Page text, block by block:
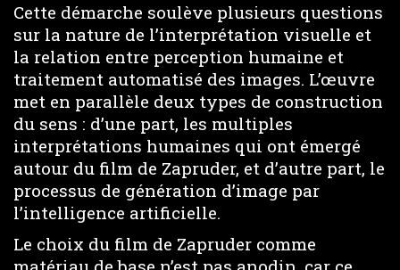
Cette démarche soulève plusieurs questions
sur la nature de l’interprétation visuelle et
la relation entre perception humaine et
traitement automatisé des images. L’œuvre
met en parallèle deux types de construction
du sens : d’une part, les multiples
interprétations humaines qui ont émergé
autour du film de Zapruder, et d’autre part, le
processus de génération d’image par
l’intelligence artificielle.
Le choix du film de Zapruder comme